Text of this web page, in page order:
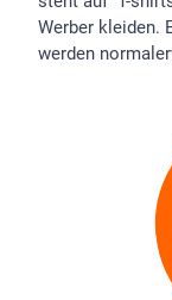
Werber kleiden.
werden